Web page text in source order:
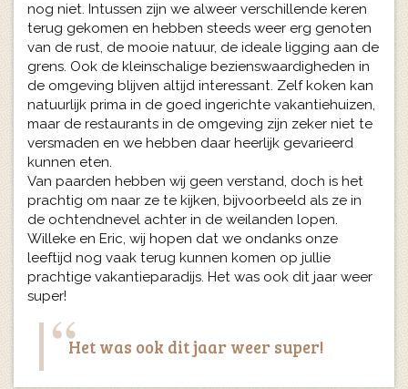
nog niet. Intussen zijn we alweer verschillende keren
terug gekomen en hebben steeds weer erg genoten
van de rust, de mooie natuur, de ideale ligging aan de
grens. Ook de kleinschalige bezienswaardigheden in
de omgeving blijven altijd interessant. Zelf koken kan
natuurlijk prima in de goed ingerichte vakantiehuizen,
maar de restaurants in de omgeving zijn zeker niet te
versmaden en we hebben daar heerlijk gevarieerd
kunnen eten.
Van paarden hebben wij geen verstand, doch is het
prachtig om naar ze te kijken, bijvoorbeeld als ze in
de ochtendnevel achter in de weilanden lopen.
Willeke en Eric, wij hopen dat we ondanks onze
leeftijd nog vaak terug kunnen komen op jullie
prachtige vakantieparadijs. Het was ook dit jaar weer
super!
Het was ook dit jaar weer super!